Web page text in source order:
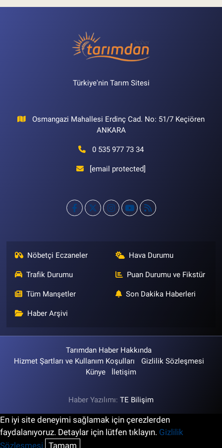
Türkiye'nin Tarım Sitesi
Osmangazi Mahallesi Erdinç Cad. No: 51/7 Keçiören
ANKARA
0 535 977 73 34
[email protected]
Nöbetçi Eczaneler Hava Durumu
Trafik Durumu Puan Durumu ve Fikstür
Tüm Manşetler Son Dakika Haberleri
Haber Arşivi
Tarımdan Haber Hakkında
Hizmet Şartları ve Kullanım Koşulları
Gizlilik Sözleşmesi
Künye
İletişim
Haber Yazılımı: TE Bilişim
En iyi site deneyimi sağlamak için çerezlerden
faydalanıyoruz. Detaylar için lütfen tıklayın. Gizlilik
Sözleşmesi Tamam